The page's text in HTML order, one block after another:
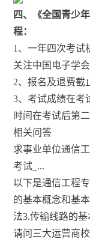
四、《全国青少
程：
1、一年四次考试
关注中国电子学会
2、报名及退费截
3、考试成绩在考
时间在考试后第二
相关问答
求事业单位通信
考试_...
以下是通信工程
的基本概念和基
法3.传输线路的
请问三大运营商